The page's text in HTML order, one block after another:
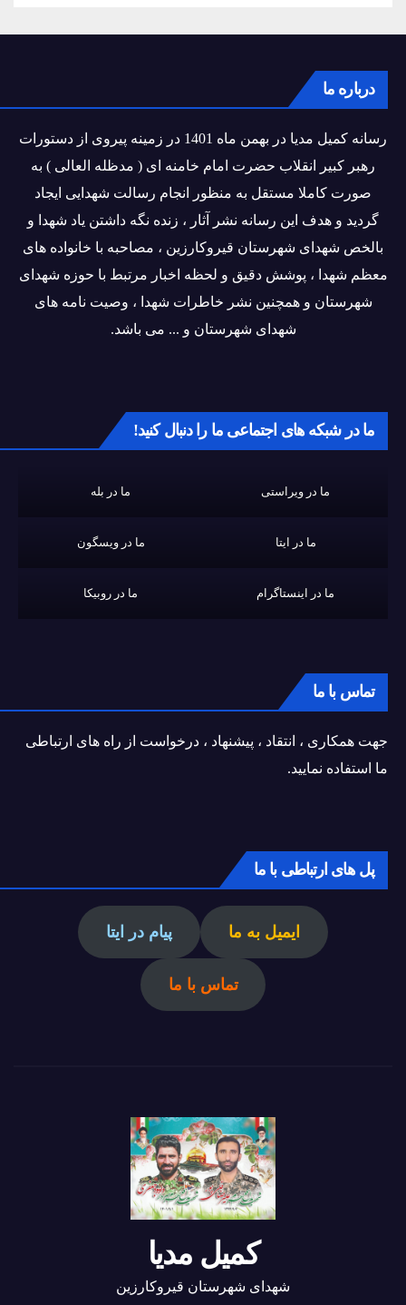
درباره ما
رسانه کمیل مدیا در بهمن ماه 1401 در زمینه پیروی از دستورات
رهبر کبیر انقلاب حضرت امام خامنه ای ( مدظله العالی ) به
صورت کاملا مستقل به منظور انجام رسالت شهدایی ایجاد
گردید و هدف این رسانه نشر آثار ، زنده نگه داشتن یاد شهدا و
بالخص شهدای شهرستان قیروکارزین ، مصاحبه با خانواده های
معظم شهدا ، پوشش دقیق و لحظه اخبار مرتبط با حوزه شهدای
شهرستان و همچنین نشر خاطرات شهدا ، وصیت نامه های
شهدای شهرستان و ... می باشد.
ما در شبکه های اجتماعی ما را دنبال کنید!
ما در ویراستی ما در بله
ما در ایتا ما در ویسگون
ما در اینستاگرام ما در روبیکا
تماس با ما
جهت همکاری ، انتقاد ، پیشنهاد ، درخواست از راه های ارتباطی
ما استفاده نمایید.
پل های ارتباطی با ما
ایمیل به ما پیام در ایتا
تماس با ما
کمیل مدیا
شهدای شهرستان قیروکارزین